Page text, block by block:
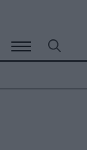
περιεχόμενο